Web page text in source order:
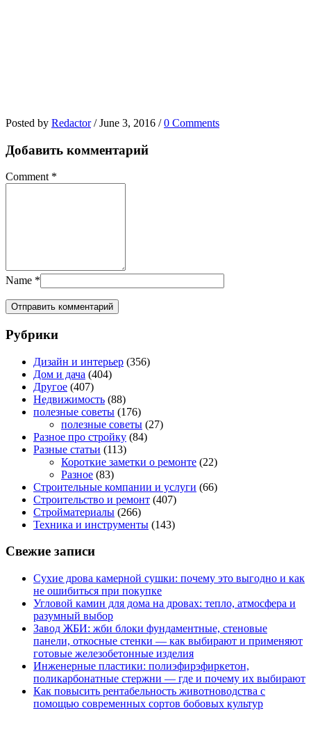
Posted by Redactor / June 3, 2016 / 0 Comments
Добавить комментарий
Comment *
Name *
Рубрики
Дизайн и интерьер (356)
Дом и дача (404)
Другое (407)
Недвижимость (88)
полезные советы (176)
полезные советы (27)
Разное про стройку (84)
Разные статьи (113)
Короткие заметки о ремонте (22)
Разное (83)
Строительные компании и услуги (66)
Строительство и ремонт (407)
Стройматериалы (266)
Техника и инструменты (143)
Свежие записи
Сухие дрова камерной сушки: почему это выгодно и как
не ошибиться при покупке
Угловой камин для дома на дровах: тепло, атмосфера и
разумный выбор
Завод ЖБИ: жби блоки фундаментные, стеновые
панели, откосные стенки — как выбирают и применяют
готовые железобетонные изделия
Инженерные пластики: полиэфирэфиркетон,
поликарбонатные стержни — где и почему их выбирают
Как повысить рентабельность животноводства с
помощью современных сортов бобовых культур